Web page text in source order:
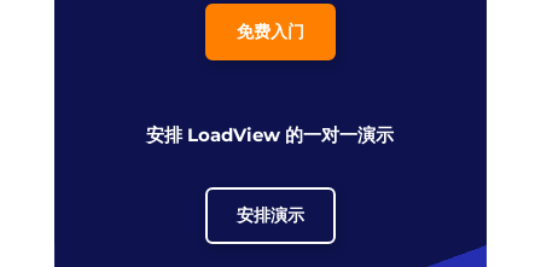
免费入门
安排 LoadView 的一对一演示
安排演示